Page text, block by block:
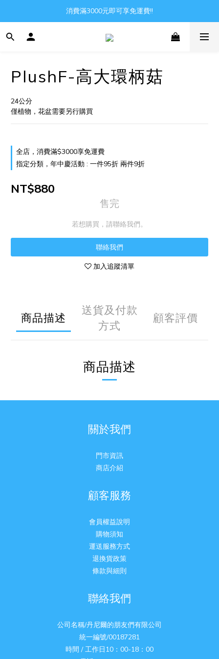
Gather all the joys in the world
消費滿3000元即可享免運費!!
Gather all the joys in the world
PlushF-高大環柄菇
24公分
僅植物，花盆需要另行購買
全店，消費滿$3000享免運費
指定分類，年中慶活動 : 一件95折 兩件9折
NT$880
售完
若想購買，請聯絡我們。
聯絡我們
加入追蹤清單
商品描述
送貨及付款
方式
顧客評價
商品描述
關於我們
門市資訊
商店介紹
顧客服務
會員權益說明
購物須知
運送服務方式
退換貨政策
條款與細則
聯絡我們
公司名稱/丹尼爾的朋友們有限公司
統一編號/00187281
時間 / 工作日10：00-18：00